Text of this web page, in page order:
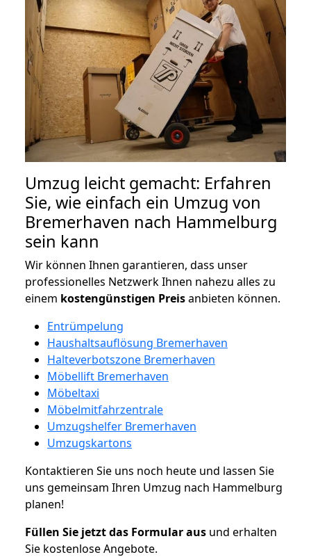
Umzug leicht gemacht: Erfahren
Sie, wie einfach ein Umzug von
Bremerhaven nach Hammelburg
sein kann
Wir können Ihnen garantieren, dass unser
professionelles Netzwerk Ihnen nahezu alles zu
einem kostengünstigen Preisanbieten können.
Entrümpelung
Haushaltsauflösung Bremerhaven
Halteverbotszone Bremerhaven
Möbellift Bremerhaven
Möbeltaxi
Möbelmitfahrzentrale
Umzugshelfer Bremerhaven
Umzugskartons
Kontaktieren Sie uns noch heute und lassen Sie
uns gemeinsam Ihren Umzug nach Hammelburg
planen!
Füllen Sie jetzt das Formular aus und erhalten
Sie kostenlose Angebote.